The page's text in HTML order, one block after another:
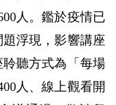
人。鑑於疫情已
浮現，影響講座
聽方式為「每場
人、線上觀看開